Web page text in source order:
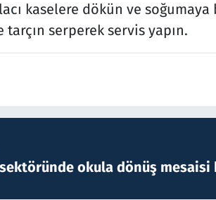
kaselere dökün ve soğumaya
serperek servis yapın.
okula dönüş mesaisi